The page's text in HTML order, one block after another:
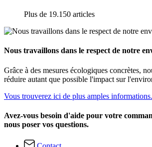
Plus de 19.150 articles
Nous travaillons dans le respect de notre
Grâce à des mesures écologiques concrètes,
réduire autant que possible l'impact sur
Vous trouverez ici de plus amples informations.
Avez-vous besoin d'aide pour votre
nous poser vos questions.